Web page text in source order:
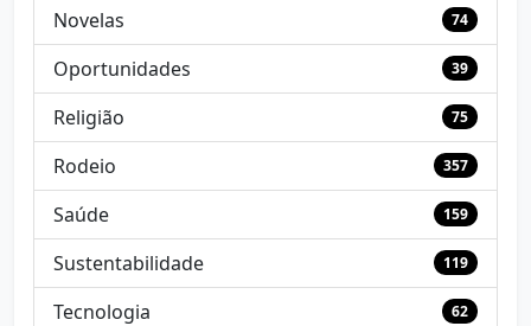
Novelas 74
Oportunidades 39
Religião 75
Rodeio 357
Saúde 159
Sustentabilidade 119
Tecnologia 62